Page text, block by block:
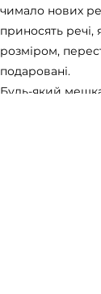
чимало нових
приносять речі,
розміром,
подаровані.
Будь-який